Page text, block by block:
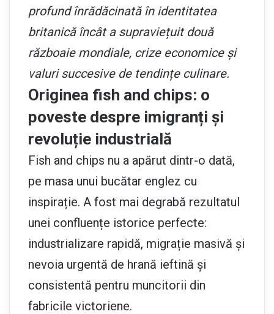
profund înrădăcinată în identitatea
britanică încât a supraviețuit două
războaie mondiale, crize economice și
valuri succesive de tendințe culinare.
Originea fish and chips: o
poveste despre imigranți și
revoluție industrială
Fish and chips nu a apărut dintr-o dată,
pe masa unui bucătar englez cu
inspirație. A fost mai degrabă rezultatul
unei confluențe istorice perfecte:
industrializare rapidă, migrație masivă și
nevoia urgentă de hrană ieftină și
consistentă pentru muncitorii din
fabricile victoriene.